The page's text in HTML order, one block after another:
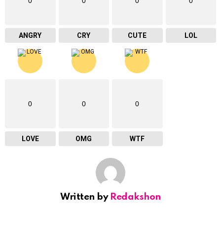
ANGRY CRY CUTE LOL
0
LOVE
0
OMG
0
WTF
Written by Redakshon